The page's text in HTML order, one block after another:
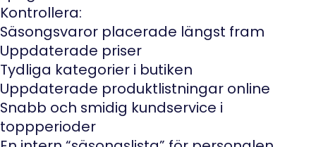
Kontrollera:
Säsongsvaror placerade längst fram
Uppdaterade priser
Tydliga kategorier i butiken
Uppdaterade produktlistningar online
Snabb och smidig kundservice i
toppperioder